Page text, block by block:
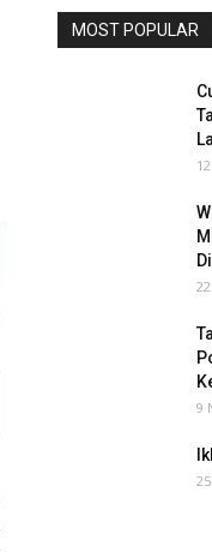
MOST POPULAR
9